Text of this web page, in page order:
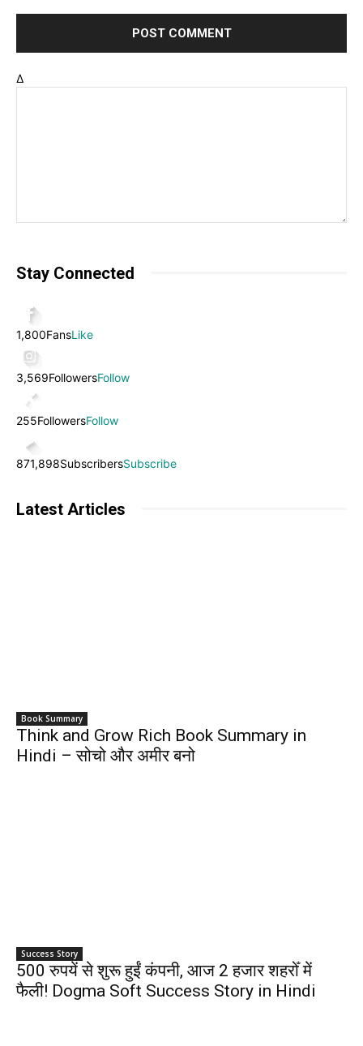
Δ
Stay Connected
1,800FansLike
3,569FollowersFollow
255FollowersFollow
871,898SubscribersSubscribe
Latest Articles
Book Summary
Think and Grow Rich Book Summary in
Hindi – सोचो और अमीर बनो
Success Story
500 रुपयें से शुरू हुईं कंपनी, आज 2 हजार शहरोँ में
फैली! Dogma Soft Success Story in Hindi